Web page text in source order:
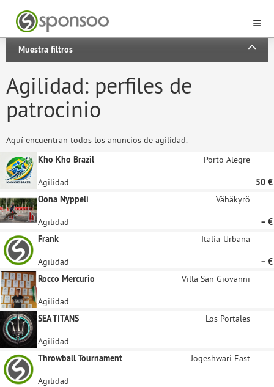
Muestra filtros
Agilidad: perfiles de
patrocinio
Aquí encuentran todos los anuncios de agilidad.
Kho Kho Brazil
Porto Alegre
Agilidad
50 €
Oona Nyppeli
Vähäkyrö
Agilidad
– €
Frank
Italia-Urbana
Agilidad
– €
Rocco Mercurio
Villa San Giovanni
Agilidad
SEA TITANS
Los Portales
Agilidad
Throwball Tournament
Jogeshwari East
Agilidad